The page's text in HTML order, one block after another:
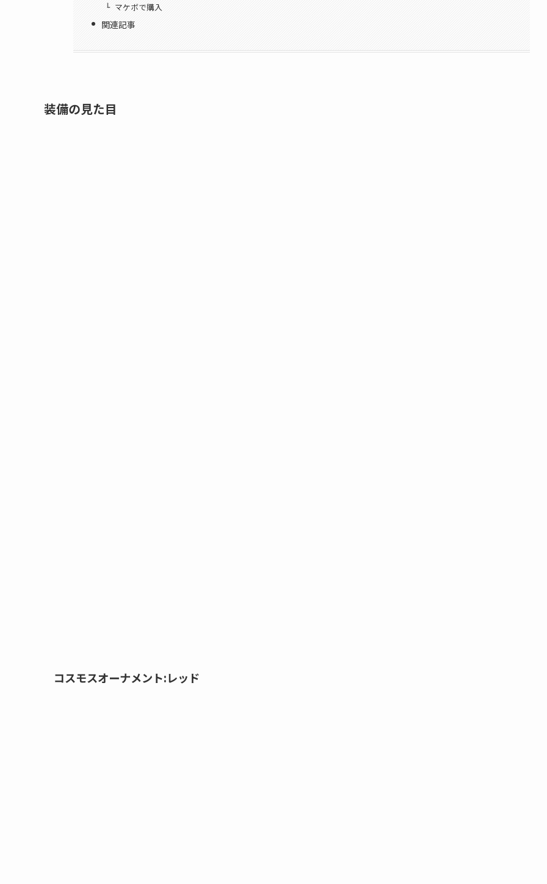
マケボで購入
関連記事
装備の見た目
コスモスオーナメント:レッド